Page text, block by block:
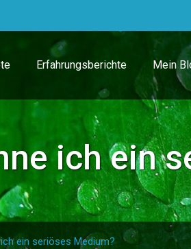
Erfahrungsberichte Mein
ich ein
ein seriöses Medium?